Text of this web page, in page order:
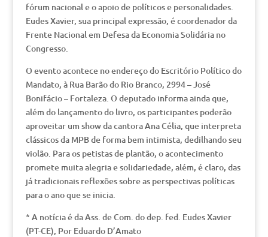
fórum nacional e o apoio de políticos e personalidades.
Eudes Xavier, sua principal expressão, é coordenador da
Frente Nacional em Defesa da Economia Solidária no
Congresso.
O evento acontece no endereço do Escritório Político do
Mandato, à Rua Barão do Rio Branco, 2994 – José
Bonifácio – Fortaleza. O deputado informa ainda que,
além do lançamento do livro, os participantes poderão
aproveitar um show da cantora Ana Célia, que interpreta
clássicos da MPB de forma bem intimista, dedilhando seu
violão. Para os petistas de plantão, o acontecimento
promete muita alegria e solidariedade, além, é claro, das
já tradicionais reflexões sobre as perspectivas políticas
para o ano que se inicia.
* A notícia é da Ass. de Com. do dep. fed. Eudes Xavier
(PT-CE), Por Eduardo D’Amato